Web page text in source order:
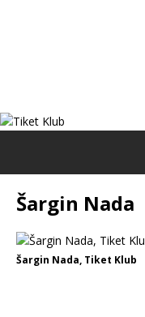
Šargin Nada
Šargin Nada, Tiket Klub